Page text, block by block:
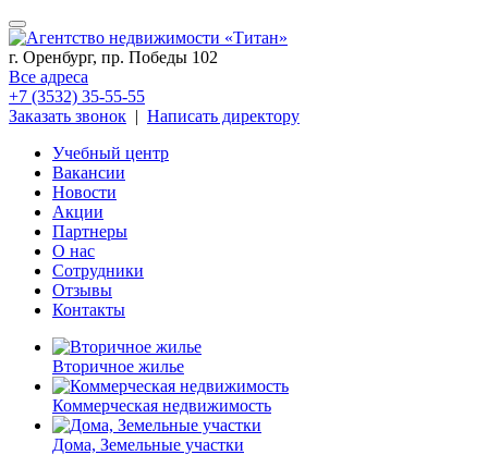
г. Оренбург, пр. Победы 102
Все адреса
+7 (3532) 35-55-55
Заказать звонок | Написать директору
Учебный центр
Вакансии
Новости
Акции
Партнеры
О нас
Сотрудники
Отзывы
Контакты
Вторичное жилье
Коммерческая недвижимость
Дома, Земельные участки